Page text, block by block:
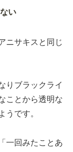
い
ニサキスと同じ
りブラックライ
ことから透明な
うです。
一回みたことあ